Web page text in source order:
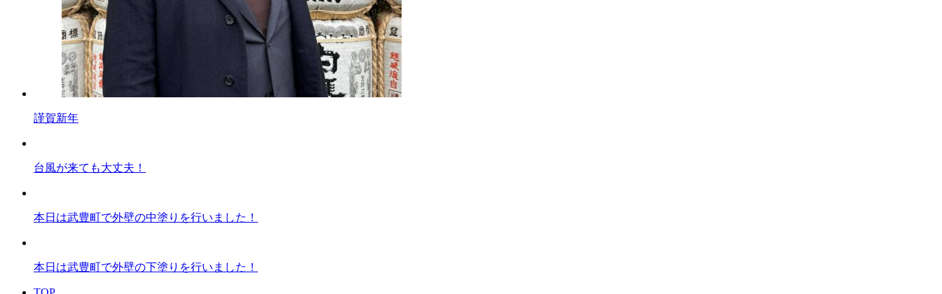
謹賀新年
台風が来ても大丈夫！
本日は武豊町で外壁の中塗りを行いました！
本日は武豊町で外壁の下塗りを行いました！